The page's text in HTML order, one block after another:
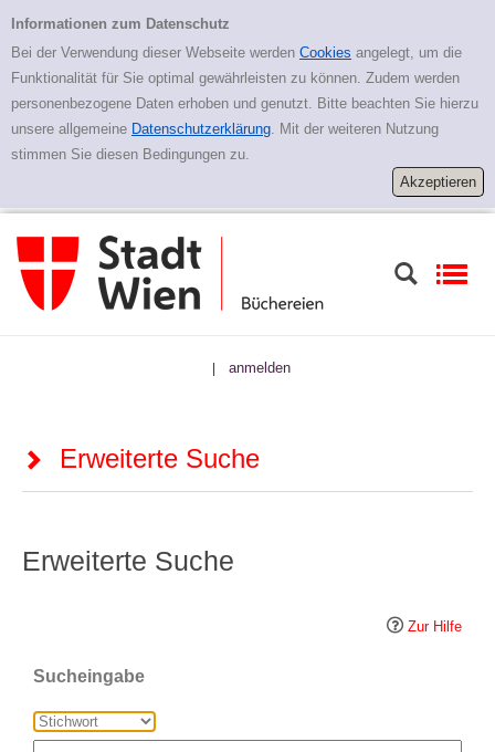
Erweiterte Suche
Informationen zum Datenschutz
Bei der Verwendung dieser Webseite werden Cookies angelegt, um die
Funktionalität für Sie optimal gewährleisten zu können. Zudem werden
personenbezogene Daten erhoben und genutzt. Bitte beachten Sie hierzu
unsere allgemeine Datenschutzerklärung. Mit der weiteren Nutzung
stimmen Sie diesen Bedingungen zu.
| anmelden
Erweiterte Suche
Erweiterte Suche
Zur Hilfe
Sucheingabe